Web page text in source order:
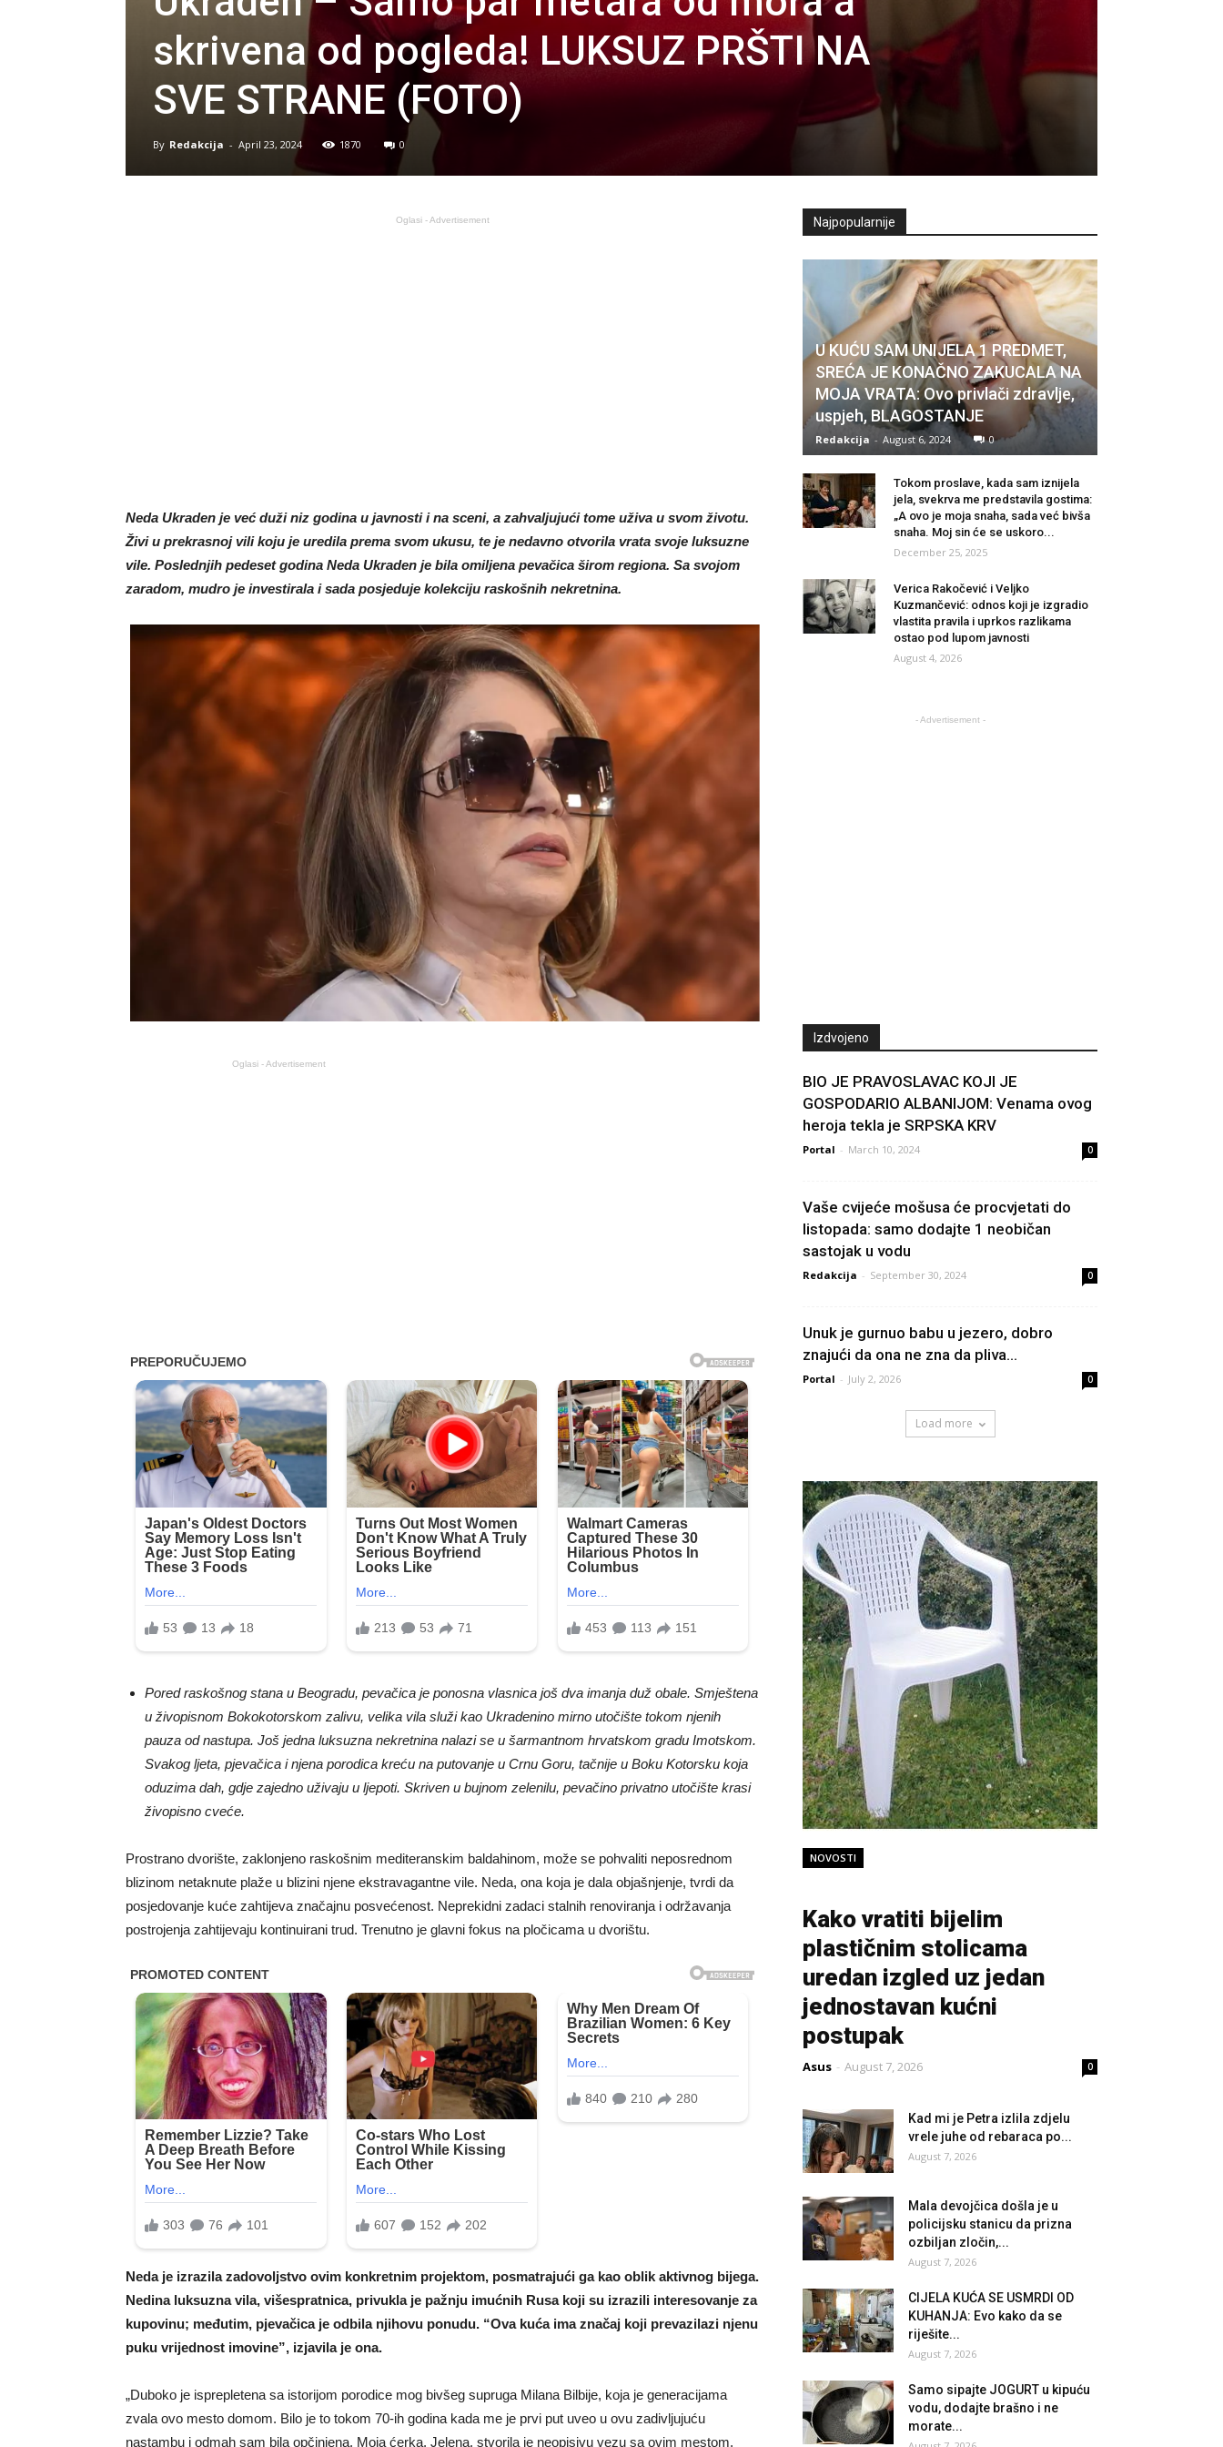
skrivena od pogleda! LUKSUZ PRŠTI NA
SVE STRANE (FOTO)
By Redakcija - April 23, 2024 1870 0
Oglasi - Advertisement
Neda Ukraden je već duži niz godina u javnosti i na sceni, a zahvaljujući tome uživa u svom životu.
Živi u prekrasnoj vili koju je uredila prema svom ukusu, te je nedavno otvorila vrata svoje luksuzne
vile. Poslednjih pedeset godina Neda Ukraden je bila omiljena pevačica širom regiona. Sa svojom
zaradom, mudro je investirala i sada posjeduje kolekciju raskošnih nekretnina.
Oglasi - Advertisement
Pored raskošnog stana u Beogradu, pevačica je ponosna vlasnica još dva imanja duž obale. Smještena
u živopisnom Bokokotorskom zalivu, velika vila služi kao Ukradenino mirno utočište tokom njenih
pauza od nastupa. Još jedna luksuzna nekretnina nalazi se u šarmantnom hrvatskom gradu Imotskom.
Svakog ljeta, pjevačica i njena porodica kreću na putovanje u Crnu Goru, tačnije u Boku Kotorsku koja
oduzima dah, gdje zajedno uživaju u ljepoti. Skriven u bujnom zelenilu, pevačino privatno utočište krasi
živopisno cveće.
Prostrano dvorište, zaklonjeno raskošnim mediteranskim baldahinom, može se pohvaliti neposrednom
blizinom netaknute plaže u blizini njene ekstravagantne vile. Neda, ona koja je dala objašnjenje, tvrdi da
posjedovanje kuće zahtijeva značajnu posvećenost. Neprekidni zadaci stalnih renoviranja i održavanja
postrojenja zahtijevaju kontinuirani trud. Trenutno je glavni fokus na pločicama u dvorištu.
Neda je izrazila zadovoljstvo ovim konkretnim projektom, posmatrajući ga kao oblik aktivnog bijega.
Nedina luksuzna vila, višespratnica, privukla je pažnju imućnih Rusa koji su izrazili interesovanje za
kupovinu; međutim, pjevačica je odbila njihovu ponudu. “Ova kuća ima značaj koji prevazilazi njenu
puku vrijednost imovine”, izjavila je ona.
„Duboko je isprepletena sa istorijom porodice mog bivšeg supruga Milana Bilbije, koja je generacijama
zvala ovo mesto domom. Bilo je to tokom 70-ih godina kada me je prvi put uveo u ovu zadivljujuću
nastambu i odmah sam bila opčinjena. Moja ćerka, Jelena, stvorila je neopisivu vezu sa ovim mestom.
Najpopularnije
U KUĆU SAM UNIJELA 1 PREDMET,
SREĆA JE KONAČNO ZAKUCALA NA
MOJA VRATA: Ovo privlači zdravlje,
uspjeh, BLAGOSTANJE
Redakcija - August 6, 2024 0
Tokom proslave, kada sam iznijela
jela, svekrva me predstavila gostima:
„A ovo je moja snaha, sada već bivša
snaha. Moj sin će se uskoro...
December 25, 2025
Verica Rakočević i Veljko
Kuzmančević: odnos koji je izgradio
vlastita pravila i uprkos razlikama
ostao pod lupom javnosti
August 4, 2026
- Advertisement -
Izdvojeno
BIO JE PRAVOSLAVAC KOJI JE
GOSPODARIO ALBANIJOM: Venama ovog
heroja tekla je SRPSKA KRV
Portal - March 10, 2024 0
Vaše cvijeće mošusa će procvjetati do
listopada: samo dodajte 1 neobičan
sastojak u vodu
Redakcija - September 30, 2024 0
Unuk je gurnuo babu u jezero, dobro
znajući da ona ne zna da pliva...
Portal - July 2, 2026 0
Load more
NOVOSTI
Kako vratiti bijelim
plastičnim stolicama
uredan izgled uz jedan
jednostavan kućni
postupak
Asus - August 7, 2026 0
Kad mi je Petra izlila zdjelu
vrele juhe od rebaraca po...
August 7, 2026
Mala devojčica došla je u
policijsku stanicu da prizna
ozbiljan zločin,...
August 7, 2026
CIJELA KUĆA SE USMRDI OD
KUHANJA: Evo kako da se
riješite...
August 7, 2026
Samo sipajte JOGURT u kipuću
vodu, dodajte brašno i ne
morate...